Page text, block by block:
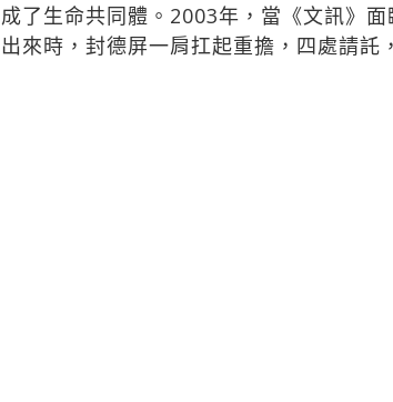
了生命共同體。2003年，當《文訊》面
來時，封德屏一肩扛起重擔，四處請託